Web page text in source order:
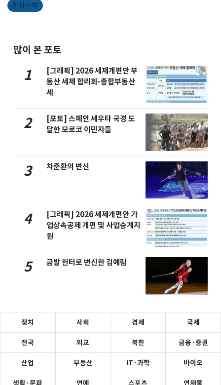
환자단체
많이 본 포토
1
[그래픽] 2026 세제개편안 부
동산 세제 합리화-종합부동산
세
2
[포토] 스페인 세우타 국경 도
달한 모로코 이민자들
3 차준환의 변신
4
[그래픽] 2026 세제개편안 가
업상속공제 개편 및 사업승계지
원
5 금발 헌터로 변신한 김예림
정치 사회 경제 국제
전국 외교 북한 금융·증권
산업 부동산 IT·과학 바이오
생활·문화 연예 스포츠 연재물